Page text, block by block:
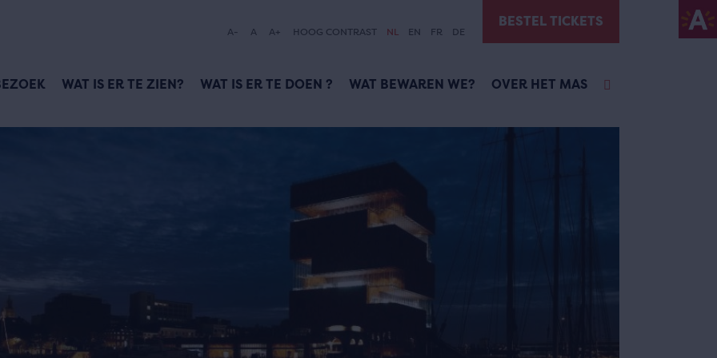
A- A A+ HOOG CONTRAST NL EN FR DE
BESTEL TICKETS
WAT IS ER TE ZIEN? WAT IS ER TE DOEN ? WAT BEWAREN WE? OVER HET MAS